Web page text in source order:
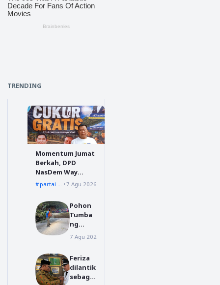
TRENDING
Momentum Jumat
Berkah, DPD
NasDem Way
Kanan Sediakan
Layanan Cukur
Gratis
partai nasdem 7 Agu 2026
Pohon
Tumba
ng
Menuju
Silahisa
, BPBD
Dairi
Lakuka
Dairi
7 Agu 2026
Feriza
dilantik
sebagai